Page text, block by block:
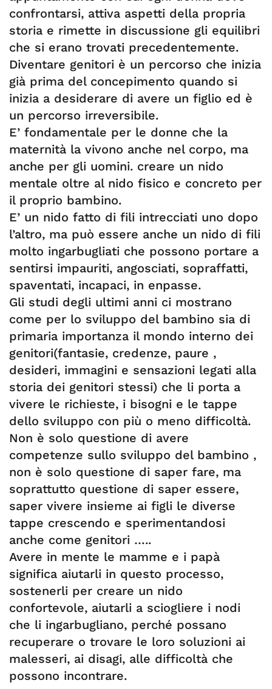
confrontarsi, attiva aspetti della propria
storia e rimette in discussione gli equilibri
che si erano trovati precedentemente.
Diventare genitori è un percorso che inizia
già prima del concepimento quando si
inizia a desiderare di avere un figlio ed è
un percorso irreversibile.
E’ fondamentale per le donne che la
maternità la vivono anche nel corpo, ma
anche per gli uomini. creare un nido
mentale oltre al nido fisico e concreto per
il proprio bambino.
E’ un nido fatto di fili intrecciati uno dopo
l’altro, ma può essere anche un nido di fili
molto ingarbugliati che possono portare a
sentirsi impauriti, angosciati, sopraffatti,
spaventati, incapaci, in enpasse.
Gli studi degli ultimi anni ci mostrano
come per lo sviluppo del bambino sia di
primaria importanza il mondo interno dei
genitori(fantasie, credenze, paure ,
desideri, immagini e sensazioni legati alla
storia dei genitori stessi) che li porta a
vivere le richieste, i bisogni e le tappe
dello sviluppo con più o meno difficoltà.
Non è solo questione di avere
competenze sullo sviluppo del bambino ,
non è solo questione di saper fare, ma
soprattutto questione di saper essere,
saper vivere insieme ai figli le diverse
tappe crescendo e sperimentandosi
anche come genitori …..
Avere in mente le mamme e i papà
significa aiutarli in questo processo,
sostenerli per creare un nido
confortevole, aiutarli a sciogliere i nodi
che li ingarbugliano, perché possano
recuperare o trovare le loro soluzioni ai
malesseri, ai disagi, alle difficoltà che
possono incontrare.